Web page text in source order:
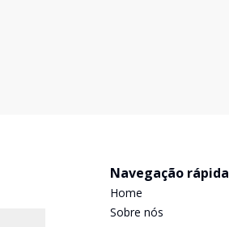
Navegação rápida
Home
Sobre nós